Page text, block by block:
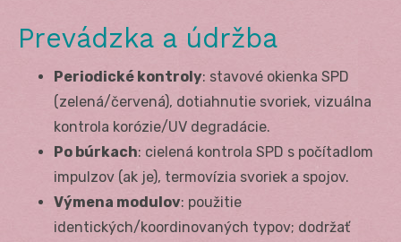
Prevádzka a údržba
Periodické kontroly: stavové okienka SPD
(zelená/červená), dotiahnutie svoriek, vizuálna
kontrola korózie/UV degradácie.
Po búrkach: cielená kontrola SPD s počítadlom
impulzov (ak je), termovízia svoriek a spojov.
Výmena modulov: použitie
identických/koordinovaných typov; dodržať